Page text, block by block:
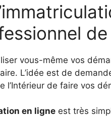
vous-même vos
L’idée est de
l’Intérieur de faire vos
en ligne est très